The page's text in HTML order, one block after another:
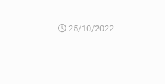
25/10/2022